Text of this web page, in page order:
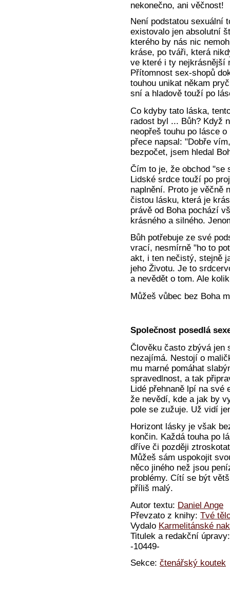
nekonečno, ani věčnost!
Není podstatou sexuální
existovalo jen absolutní
kterého by nás nic
kráse, po tváři, která
ve které i ty nejkrásnější
Přítomnost sex-shopů
touhou unikat někam
sní a hladově touží po
Co kdyby tato láska,
radost byl ... Bůh? Když
neopřeš touhu po lásce
přece napsal: "Dobře
bezpočet, jsem hledal
Čím to je, že obchod "se
Lidské srdce touží po
naplnění. Proto je věčně
čistou lásku, která je
právě od Boha pochází
krásného a silného.
Bůh potřebuje ze své
vrací, nesmírně "ho to
akt, i ten nečistý, stejně
jeho Životu. Je to
a nevědět o tom. Ale
Můžeš vůbec bez Boha
Společnost posedlá
Člověku často zbývá jen
nezajímá. Nestojí o
mu marné pomáhat
spravedlnost, a tak
Lidé přehnaně lpí na své
že nevědí, kde a jak by
pole se zužuje. Už vidí
Horizont lásky je však
končin. Každá touha po
dříve či později
Můžeš sám uspokojit
něco jiného než jsou
problémy. Cítí se být
příliš malý.
Autor textu: Daniel Ange
Převzato z knihy: Tvé
Vydalo Karmelitánské
Titulek a redakční
-10449-
Sekce: čtenářský koutek